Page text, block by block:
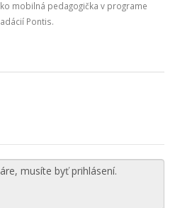
mobilná pedagogička v programe
Pontis.